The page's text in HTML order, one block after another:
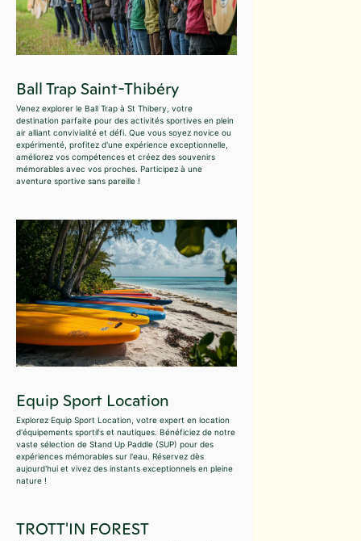
Ball Trap Saint-Thibéry
Venez explorer le Ball Trap à St Thibery, votre
destination parfaite pour des activités sportives en plein
air alliant convivialité et défi. Que vous soyez novice ou
expérimenté, profitez d'une expérience exceptionnelle,
améliorez vos compétences et créez des souvenirs
mémorables avec vos proches. Participez à une
aventure sportive sans pareille !
Equip Sport Location
Explorez Equip Sport Location, votre expert en location
d'équipements sportifs et nautiques. Bénéficiez de notre
vaste sélection de Stand Up Paddle (SUP) pour des
expériences mémorables sur l'eau. Réservez dès
aujourd'hui et vivez des instants exceptionnels en pleine
nature !
TROTT'IN FOREST